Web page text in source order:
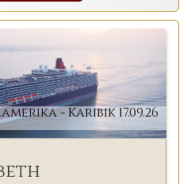
- Karibik 17.09.26